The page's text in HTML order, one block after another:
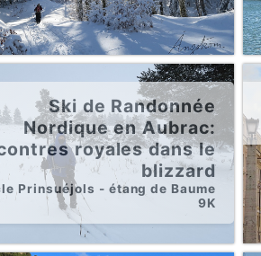
Ski de Randonnée
Nordique en Aubrac:
royales dans le
blizzard
Prinsuéjols - étang de Baume
9K